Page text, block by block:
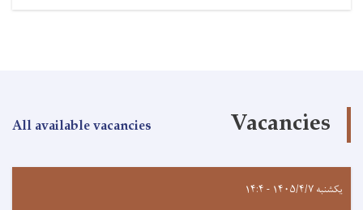
Vacancies
All available vacancies
یکشنبه ۱۴۰۵/۴/۷ - ۱۴:۴